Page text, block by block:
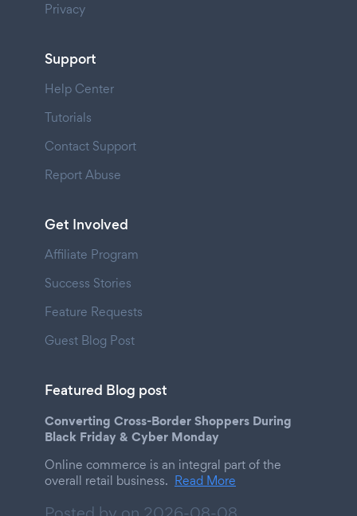
Privacy
Support
Help Center
Tutorials
Contact Support
Report Abuse
Get Involved
Affiliate Program
Success Stories
Feature Requests
Guest Blog Post
Featured Blog post
Converting Cross-Border Shoppers During
Black Friday & Cyber Monday
Online commerce is an integral part of the
overall retail business. Read More